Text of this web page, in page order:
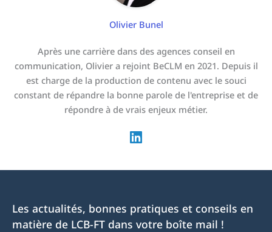
Olivier Bunel
Après une carrière dans des agences conseil en
communication, Olivier a rejoint BeCLM en 2021. Depuis il
est charge de la production de contenu avec le souci
constant de répandre la bonne parole de l'entreprise et de
répondre à de vrais enjeux métier.
Les actualités, bonnes pratiques et conseils en
matière de LCB-FT dans votre boîte mail !